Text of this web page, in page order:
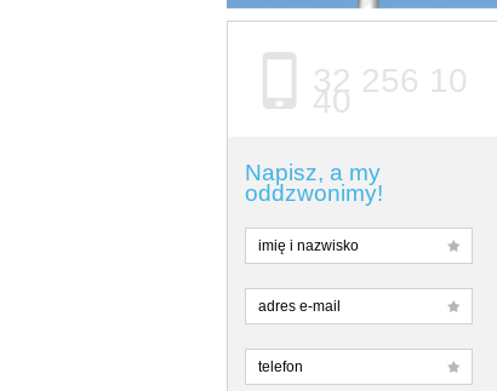
32 256 10
40
Napisz, a my
oddzwonimy!